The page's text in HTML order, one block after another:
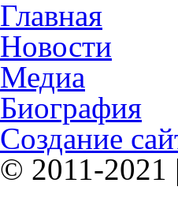
Главная
Новости
Медиа
Биография
Создание
© 2011-2021 |